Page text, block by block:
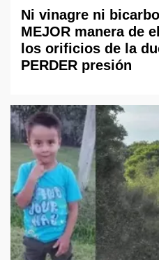
Ni vinagre ni
MEJOR manera de
los orificios de la
PERDER presión